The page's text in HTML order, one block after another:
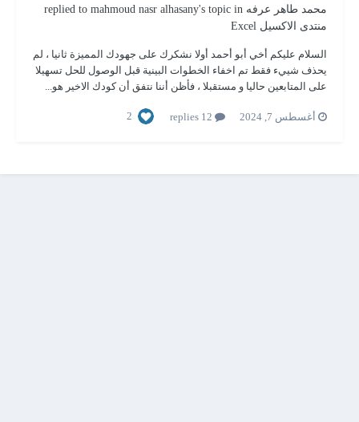
محمد طاهر عرفه mahmoud nasr alhasany's topic in
منتدى الاكسيل Excel
السلام عليكم أخي أبو أحمد أولا نشكرك على جهودك المميزة ثانيا ، لم
يحذف شييء فقط تم اخفاء الخطوات البينية قبل الوصول للحل تسهيلا
على المتابعين حاليا و مستقبلا ، فأظن أننا نتفق أن كودك الاخير هو...
أغسطس 7, 2024 2